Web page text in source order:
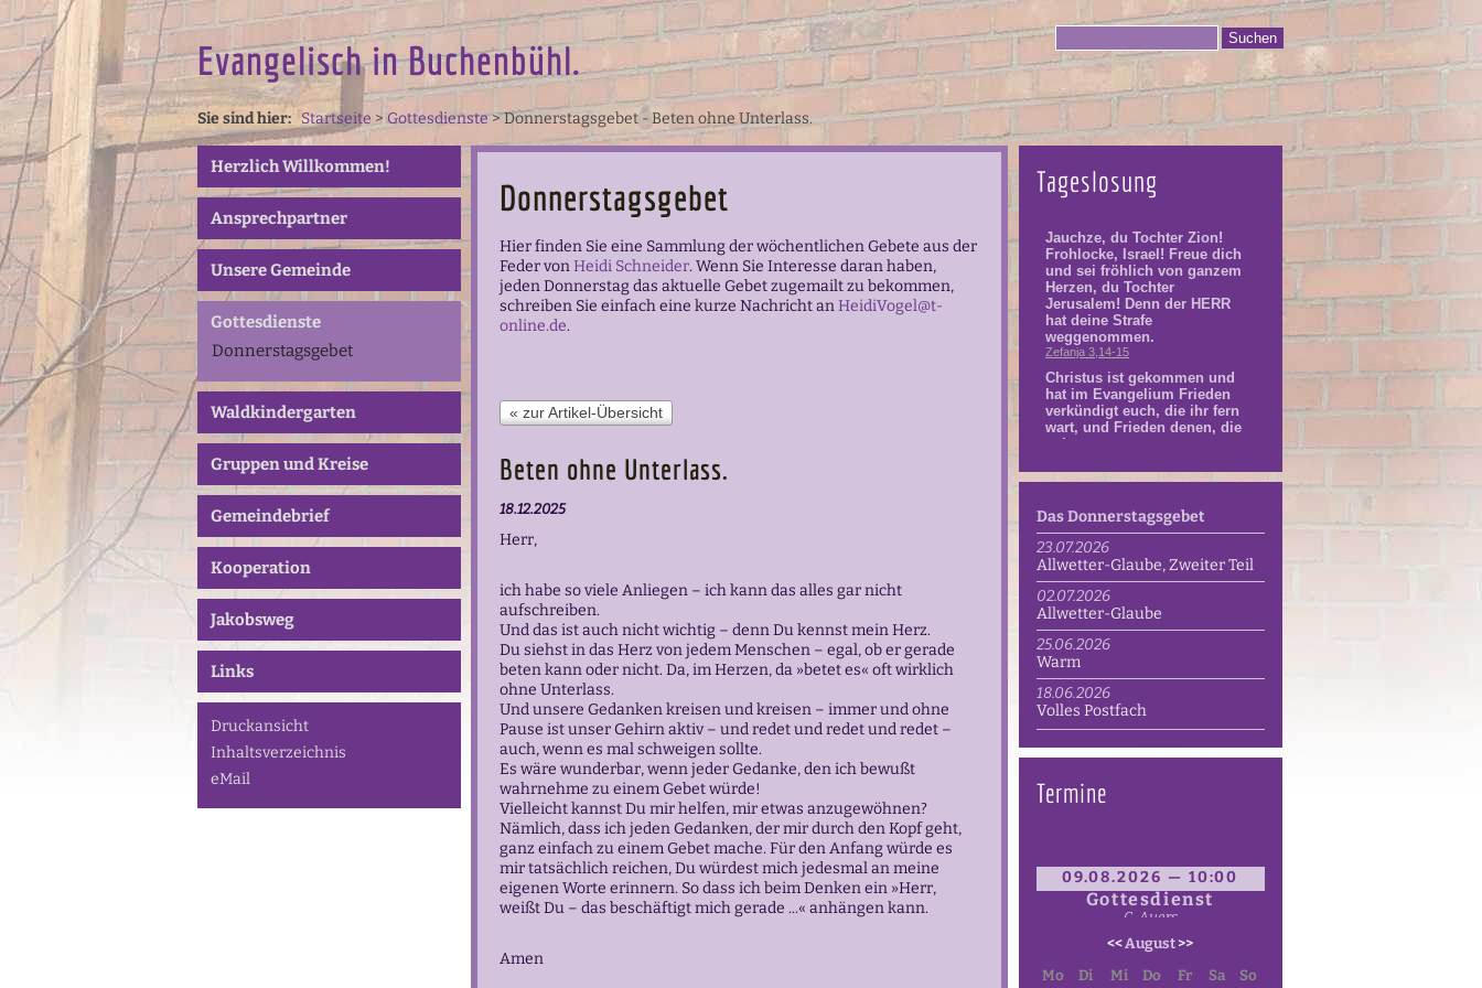
Evangelisch in Buchenbühl.
Sie sind hier:Startseite > Gottesdienste>Donnerstagsgebet - Beten ohne Unterlass.
Herzlich Willkommen!
Ansprechpartner
Unsere Gemeinde
Gottesdienste
Donnerstagsgebet
Waldkindergarten
Gruppen und Kreise
Gemeindebrief
Kooperation
Jakobsweg
Links
Druckansicht
Inhaltsverzeichnis
eMail
Donnerstagsgebet
Hier finden Sie eine Sammlung der wöchentlichen Gebete aus der
Feder vonHeidi Schneider. Wenn Sie Interesse daran haben,
jeden Donnerstag das aktuelle Gebet zugemailt zu bekommen,
schreiben Sie einfach eine kurze Nachricht anHeidiVogel@t-
online.de.
« zur Artikel-Übersicht
Beten ohne Unterlass.
18.12.2025
Herr,
ich habe so viele Anliegen – ich kann das alles gar nicht
aufschreiben.
Und das ist auch nicht wichtig – denn Du kennst mein Herz.
Du siehst in das Herz von jedem Menschen – egal, ob er gerade
beten kann oder nicht. Da, im Herzen, da »betet es« oft wirklich
ohne Unterlass.
Und unsere Gedanken kreisen und kreisen – immer und ohne
Pause ist unser Gehirn aktiv – und redet und redet und redet –
auch, wenn es mal schweigen sollte.
Es wäre wunderbar, wenn jeder Gedanke, den ich bewußt
wahrnehme zu einem Gebet würde!
Vielleicht kannst Du mir helfen, mir etwas anzugewöhnen?
Nämlich, dass ich jeden Gedanken, der mir durch den Kopf geht,
ganz einfach zu einem Gebet mache. Für den Anfang würde es
mir tatsächlich reichen, Du würdest mich jedesmal an meine
eigenen Worte erinnern. So dass ich beim Denken ein »Herr,
weißt Du – das beschäftigt mich gerade ...« anhängen kann.
Amen
Tageslosung
Das Donnerstagsgebet
23.07.2026
Allwetter-Glaube, Zweiter Teil
02.07.2026
Allwetter-Glaube
25.06.2026
Warm
18.06.2026
Volles Postfach
Termine
09.08.2026 — 10:00
Gottesdienst
C. Auers
<<August>>
Mo
Di Mi Do Fr Sa So